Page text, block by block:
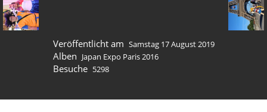
Veröffentlicht am Samstag 17 August 2019
Alben Japan Expo Paris 2016
Besuche 5298